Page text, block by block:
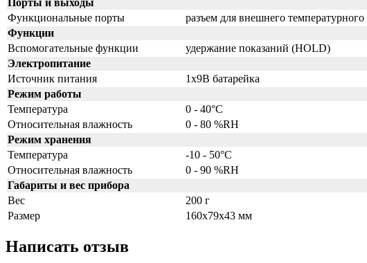
Функциональные порты
разъем для внешнего температурного
Функции
Вспомогательные функции
удержание показаний (HOLD)
Электропитание
Источник питания
1x9В батарейка
Режим работы
Температура
0 - 40°C
Относительная влажность
0 - 80 %RH
Режим хранения
Температура
-10 - 50°C
Относительная влажность
0 - 90 %RH
Габариты и вес прибора
Вес
200 г
Размер
160x79x43 мм
Написать отзыв